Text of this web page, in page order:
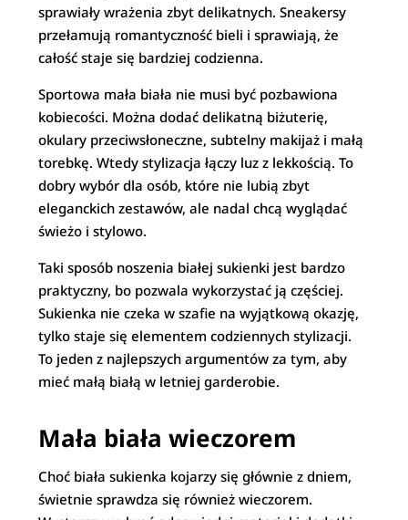
sprawiały wrażenia zbyt delikatnych. Sneakersy
przełamują romantyczność bieli i sprawiają, że
całość staje się bardziej codzienna.
Sportowa mała biała nie musi być pozbawiona
kobiecości. Można dodać delikatną biżuterię,
okulary przeciwsłoneczne, subtelny makijaż i małą
torebkę. Wtedy stylizacja łączy luz z lekkością. To
dobry wybór dla osób, które nie lubią zbyt
eleganckich zestawów, ale nadal chcą wyglądać
świeżo i stylowo.
Taki sposób noszenia białej sukienki jest bardzo
praktyczny, bo pozwala wykorzystać ją częściej.
Sukienka nie czeka w szafie na wyjątkową okazję,
tylko staje się elementem codziennych stylizacji.
To jeden z najlepszych argumentów za tym, aby
mieć małą białą w letniej garderobie.
Mała biała wieczorem
Choć biała sukienka kojarzy się głównie z dniem,
świetnie sprawdza się również wieczorem.